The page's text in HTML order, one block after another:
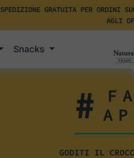
SPEDIZIONE GRATUITA PER ORDINI
AGLI
Snacks
#
GODITI IL